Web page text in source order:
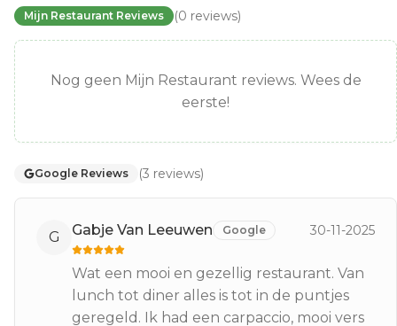
Mijn Restaurant Reviews (0 reviews)
Nog geen Mijn Restaurant reviews. Wees de
eerste!
Google Reviews (3 reviews)
G Gabje Van Leeuwen Google 30-11-2025
Wat een mooi en gezellig restaurant. Van
lunch tot diner alles is tot in de puntjes
geregeld. Ik had een carpaccio, mooi vers